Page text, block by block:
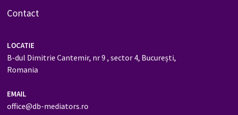
Contact
LOCATIE
B-dul Dimitrie Cantemir, nr 9 , sector 4, București,
Romania
EMAIL
office@db-mediators.ro